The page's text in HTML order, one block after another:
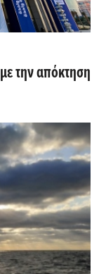
με την απόκτηση